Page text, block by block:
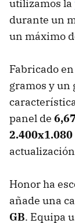
utilizamos la
durante un
un máximo
Fabricado
gramos y un
panel de
Honor ha
añade una
GB. Equipa